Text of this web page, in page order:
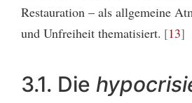
Restauration – als allgemeine
und Unfreiheit thematisiert. 13
3.1. Die